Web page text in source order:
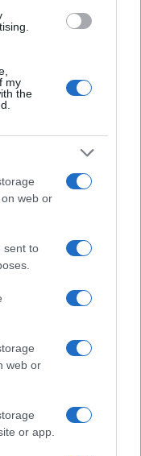
my
the
web or
sent to
web or
or app.
in testa con un
l’amichevole
i guadagni di